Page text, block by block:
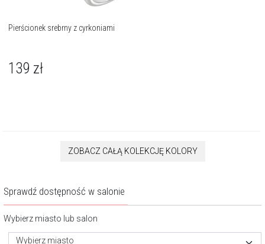
Pierścionek srebrny z cyrkoniami
139 zł
ZOBACZ CAŁĄ KOLEKCJĘ KOLORY
Sprawdź dostępność w salonie
Wybierz miasto lub salon
Wybierz miasto